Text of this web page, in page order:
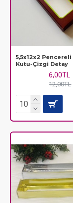
5,5x12x2 Pencereli
Kutu-Çizgi Detay
6,00TL
12,00TL